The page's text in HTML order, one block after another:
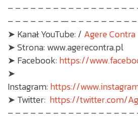
– – – – – – – – – – – – – – – –
– – – – – – – — – – – – – – – –
➤ Kanał YouTube: / Agere Contra
➤ Strona: www.agerecontra.pl
➤ Facebook:https://
➤
Instagram:https://
➤ Twitter: https://twitter.com/
– – – – – – – – – – – – – – – –